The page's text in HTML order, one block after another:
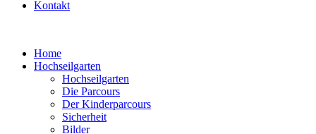
Kontakt
Home
Hochseilgarten
Hochseilgarten
Die Parcours
Der Kinderparcours
Sicherheit
Bilder